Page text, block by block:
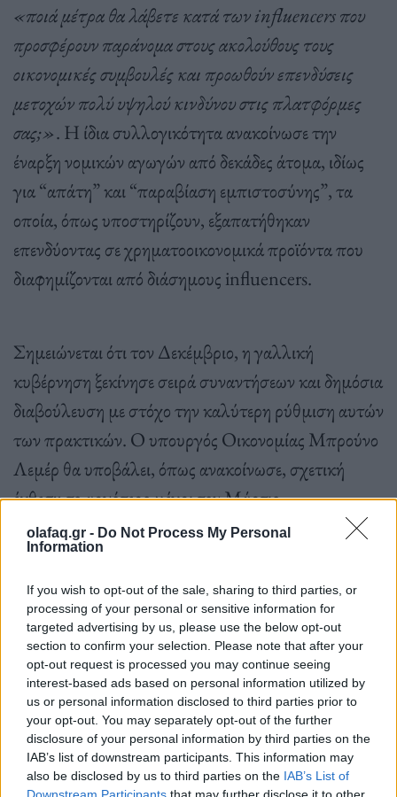
olafaq.gr - Do Not Process My Personal
Information
If you wish to opt-out of the sale, sharing to third parties, or
processing of your personal or sensitive information for
targeted advertising by us, please use the below opt-out
section to confirm your selection. Please note that after your
opt-out request is processed you may continue seeing
interest-based ads based on personal information utilized by
us or personal information disclosed to third parties prior to
your opt-out. You may separately opt-out of the further
disclosure of your personal information by third parties on the
IAB’s list of downstream participants. This information may
also be disclosed by us to third parties on the IAB’s List of
«ποιά μέτρα θα λάβετε κατά των influencers που
προσφέρουν παράνομα στους ακολούθους τους
οικονομικές συμβουλές και προωθούν επενδύσεις
μετοχών πολύ υψηλού κινδύνου στις πλατφόρμες
σας;». Η ίδια συλλογικότητα ανακοίνωσε την
έναρξη νομικών αγωγών από δεκάδες άτομα, ιδίως
για “απάτη” και “παραβίαση εμπιστοσύνης”, τα
οποία, όπως υποστηρίζουν, εξαπατήθηκαν
επενδύοντας σε χρηματοοικονομικά προϊόντα που
διαφημίζονται από διάσημους influencers.
Σημειώνεται ότι τον Δεκέμβριο, η γαλλική
κυβέρνηση ξεκίνησε σειρά συναντήσεων και δημόσια
διαβούλευση με στόχο την καλύτερη ρύθμιση αυτών
των πρακτικών. Ο υπουργός Οικονομίας Μπρούνο
Λεμέρ θα υποβάλει, όπως ανακοίνωσε, σχετική
έκθεση το αργότερο μέχρι τον Μάρτιο.
ΠΗΓΗ: ΑΠΕ-ΜΠΕ